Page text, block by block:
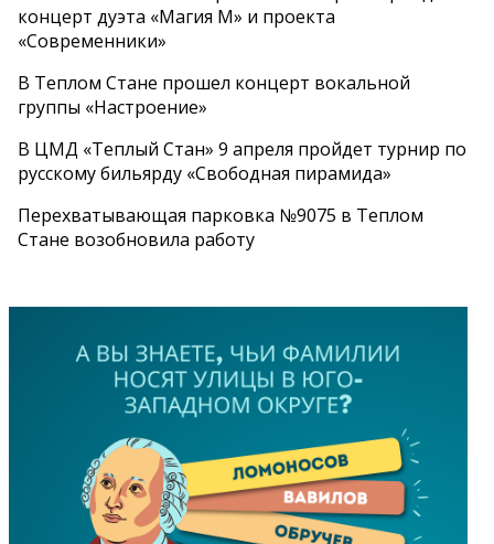
концерт дуэта «Магия М» и проекта
«Современники»
В Теплом Стане прошел концерт вокальной
группы «Настроение»
В ЦМД «Теплый Стан» 9 апреля пройдет турнир по
русскому бильярду «Свободная пирамида»
Перехватывающая парковка №9075 в Теплом
Стане возобновила работу